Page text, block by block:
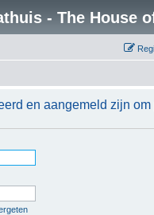
- The House
en aangemeld zijn